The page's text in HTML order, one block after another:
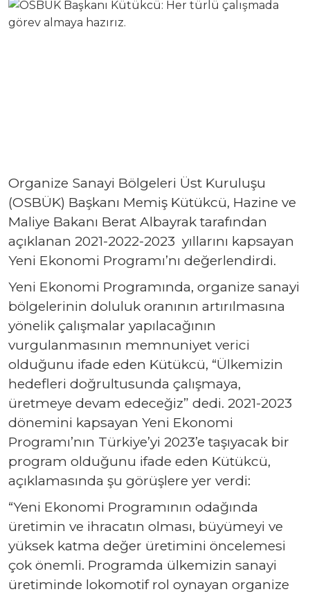
Organize Sanayi Bölgeleri Üst Kuruluşu
(OSBÜK) Başkanı Memiş Kütükcü, Hazine ve
Maliye Bakanı Berat Albayrak tarafından
açıklanan 2021-2022-2023 yıllarını kapsayan
Yeni Ekonomi Programı’nı değerlendirdi.
Yeni Ekonomi Programında, organize sanayi
bölgelerinin doluluk oranının artırılmasına
yönelik çalışmalar yapılacağının
vurgulanmasının memnuniyet verici
olduğunu ifade eden Kütükcü, “Ü­lkemizin
hedefleri doğrultusunda çalışmaya,
üretmeye devam edeceğiz” dedi. 2021-2023
dönemini kapsayan Yeni Ekonomi
Programı’nın Türkiye’yi 2023’e taşıyacak bir
program olduğunu ifade eden Kütükcü,
açıklamasında şu görüşlere yer verdi:
“Yeni Ekonomi Programının odağında
üretimin ve ihracatın olması, büyümeyi ve
yüksek katma değer üretimini öncelemesi
çok önemli. Programda ülkemizin sanayi
üretiminde lokomotif rol oynayan organize